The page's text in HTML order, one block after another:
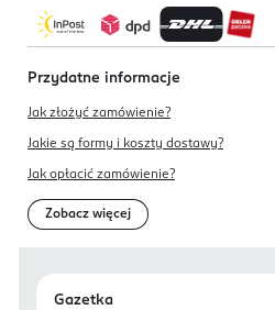
Przydatne informacje
Jak złożyć zamówienie?
Jakie są formy i koszty dostawy?
Jak opłacić zamówienie?
Zobacz więcej
Gazetka